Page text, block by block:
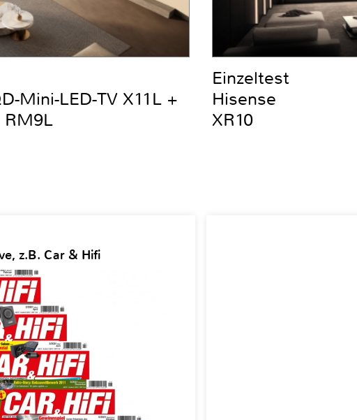
z.B. Car & Hifi
Mini-LED-TV X11L +
RM9L
Einzeltest
Hisense
XR10